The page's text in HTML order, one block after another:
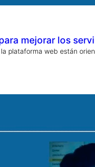
mejorar los
plataforma web están